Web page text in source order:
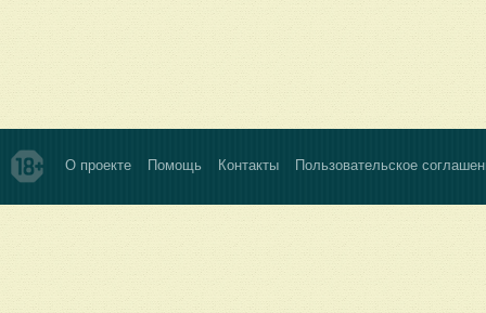
О проекте Помощь Контакты Пользовательское